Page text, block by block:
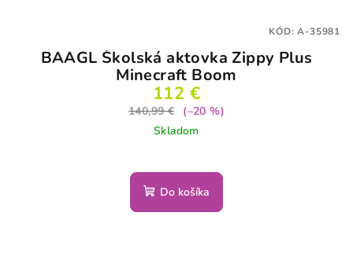
BAAGL Školská aktovka Zippy Plus
Minecraft Boom
112 €
140,99 €
(–20 %)
Skladom
Do košíka
KÓD:A-35981